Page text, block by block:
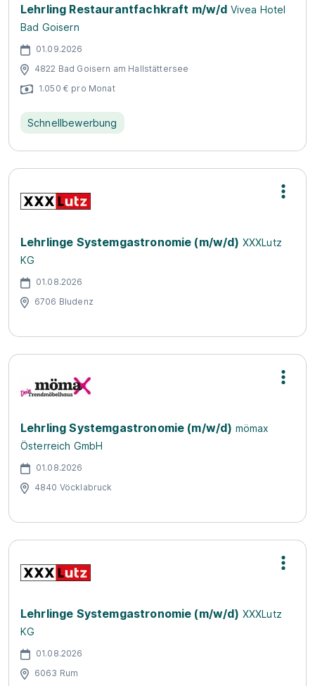
Lehrling Restaurantfachkraft m/w/d Vivea Hotel
Bad Goisern
01.09.2026
4822 Bad Goisern am Hallstättersee
1.050 € pro Monat
Schnellbewerbung
Lehrlinge Systemgastronomie (m/w/d) XXXLutz
KG
01.08.2026
6706 Bludenz
Lehrling Systemgastronomie (m/w/d) mömax
Österreich GmbH
01.08.2026
4840 Vöcklabruck
Lehrlinge Systemgastronomie (m/w/d) XXXLutz
KG
01.08.2026
6063 Rum